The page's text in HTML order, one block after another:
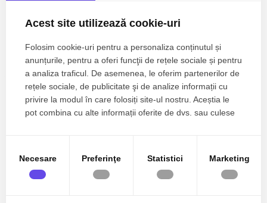
Apartamente de vanzare in Bucuresti Herastrau
Apartamente de vanzare in Bucuresti Aviatorilor
Apartamente de vanzare in Mamaia-Sat
Apartamente de vanzare in Tunari Nord
Apartamente de vanzare in Bucuresti Straulesti
Case de vanzare
Case de vanzare in Bucuresti Iancu Nicolae
Case de vanzare in Snagov
Vezi mai mult
Acest site utilizează cookie-uri
Folosim cookie-uri pentru a personaliza conținutul și
anunțurile, pentru a oferi funcţii de rețele sociale și pentru
a analiza traficul. De asemenea, le oferim partenerilor de
rețele sociale, de publicitate şi de analize informații cu
privire la modul în care folosiți site-ul nostru. Aceștia le
pot combina cu alte informații oferite de dvs. sau culese
Necesare Preferinţe Statistici Marketing